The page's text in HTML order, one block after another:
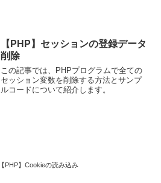
【PHP】セッションの登録データ
削除
この記事では、PHPプログラムで全ての
セッション変数を削除する方法とサンプ
ルコードについて紹介します。
【PHP】Cookieの読み込み